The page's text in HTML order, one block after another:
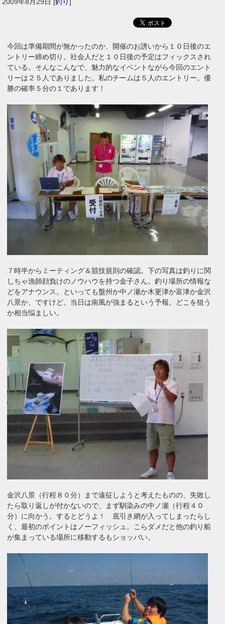
今回は準備期間が無かったのか、開催のお誘いから１０日後のエ
ントリー締め切り。社会人だと１０日後の予定はフィックスされ
ている。そんなこんなで、魅力的なイベントながら今回のエント
リーは２５人でありました。私のチームは５人のエントリー。優
勝の確率５分の１であります！
７時半からミーティング＆競技規則の確認。下の写真は釣りに関
しちゃ漁師顔負けのノウハウを持つ金子さん。釣り場所の情報な
どをアナウンス。といっても盤州か中ノ瀬か木更津か富津か金沢
八景か、ですけど。当日は南風が強まるという予報。どこを狙う
か相当悩ましい。
金沢八景（行程８０分）まで遠征しようと考えたものの、失敗し
たら取り返しが付かないので、まず馴染みの中ノ瀬（行程４０
分）に向かう。するとどうよ！ 底引き網が入ってしまったらし
く、最初のポイントはノーフィッシュ。こらダメだと他の釣り船
が集まっている場所に移動するもショッパい。